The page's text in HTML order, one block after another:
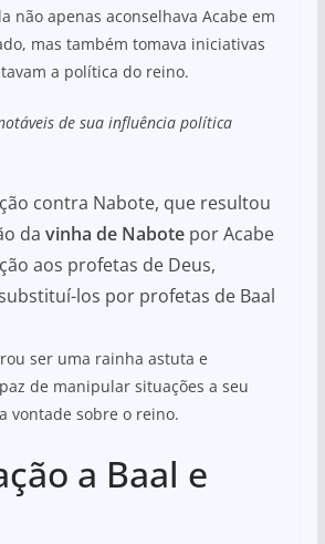
não apenas aconselhava Acabe em
mas também tomava iniciativas
a política do reino.
de sua influência política
contra Nabote, que resultou
da vinha de Nabotepor Acabe
aos profetas de Deus,
los por profetas de Baal
ser uma rainha astuta e
de manipular situações a seu
vontade sobre o reino.
a Baal e